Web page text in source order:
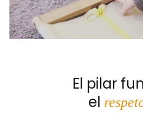
El pilar
el